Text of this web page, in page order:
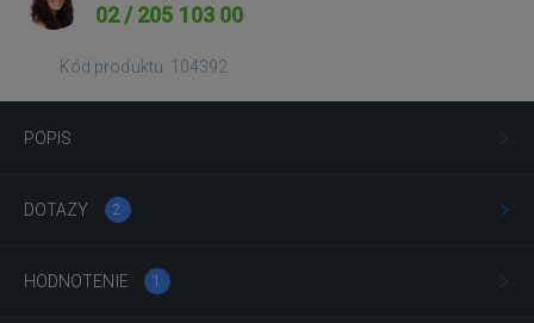
02 / 205 103 00
Kód produktu: 104392
POPIS
DOTAZY 2
HODNOTENIE 1